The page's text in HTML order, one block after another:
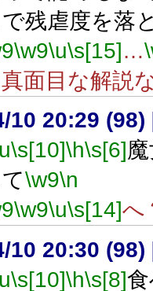
で残虐度を落
\w9\u\s[15]…
面目な解説
10 20:29 (98)
\s[10]\h\s[6]
\w9\n
\w9\u\s[14]へ
10 20:30 (98)
\s[10]\h\s[8]